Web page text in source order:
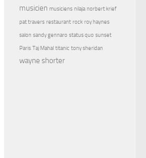
musicien musiciens nilaja norbert krief
pat travers restaurant rock roy haynes
salon sandy gennaro status quo sunset
Paris Taj Mahal titanic tony sheridan
wayne shorter